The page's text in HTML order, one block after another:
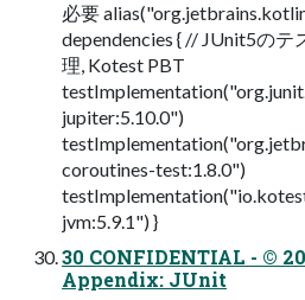
必要
dependencies { // JUnit5の
理, Kotest PBT
jupiter:5.10.0")
coroutines-test:1.8.0")
jvm:5.9.1") }
30 CONFIDENTIAL - ©
Appendix: JUnit